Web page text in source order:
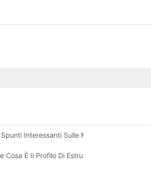
Spunti Interessanti Sulle Migliori Estrusioni In
Cosa È Il Profilo Di Estrusione Di Alluminio